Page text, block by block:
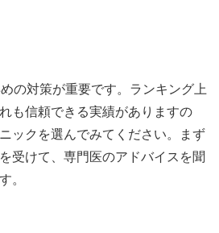
の対策が重要です。ランキング上
も信頼できる実績がありますの
ックを選んでみてください。まず
受けて、専門医のアドバイスを聞
。